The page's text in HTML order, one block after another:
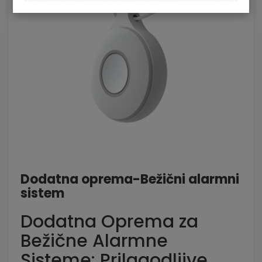
Dodatna oprema-Bežični alarmni
sistem
Dodatna Oprema za
Bežične Alarmne